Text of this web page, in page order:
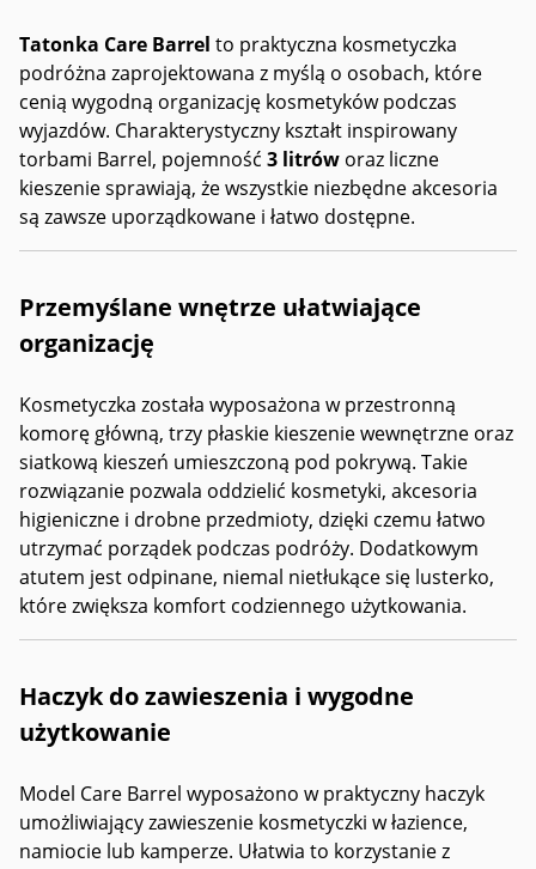
Tatonka Care Barrel to praktyczna kosmetyczka
podróżna zaprojektowana z myślą o osobach, które
cenią wygodną organizację kosmetyków podczas
wyjazdów. Charakterystyczny kształt inspirowany
torbami Barrel, pojemność 3 litrów oraz liczne
kieszenie sprawiają, że wszystkie niezbędne akcesoria
są zawsze uporządkowane i łatwo dostępne.
Przemyślane wnętrze ułatwiające
organizację
Kosmetyczka została wyposażona w przestronną
komorę główną, trzy płaskie kieszenie wewnętrzne oraz
siatkową kieszeń umieszczoną pod pokrywą. Takie
rozwiązanie pozwala oddzielić kosmetyki, akcesoria
higieniczne i drobne przedmioty, dzięki czemu łatwo
utrzymać porządek podczas podróży. Dodatkowym
atutem jest odpinane, niemal nietłukące się lusterko,
które zwiększa komfort codziennego użytkowania.
Haczyk do zawieszenia i wygodne
użytkowanie
Model Care Barrel wyposażono w praktyczny haczyk
umożliwiający zawieszenie kosmetyczki w łazience,
namiocie lub kamperze. Ułatwia to korzystanie z